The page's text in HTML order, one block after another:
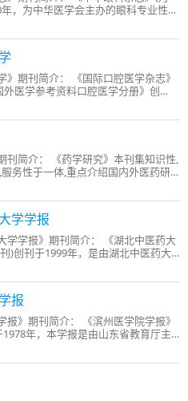
，为中华医学会主办的眼科专业性学
象，报道眼科领域内领先的科研成果
，以及对眼科临床有指导作用、且与
》期刊简介： 《国际口腔医学杂志》
外医学参考资料口腔医学分册》创
学院，公开发行。1979年更名为《国
分册》，国内统一刊号CN51-
准刊
刊简介： 《药学研究》本刊集知识性,
务性于一体,重点介绍国内外医药研
知识和新方法,为药品研究,生产,经营,
经济快速,协调,健康发展服务,为人
学学报
学学报》期刊简介： 《湖北中医药大
)创刊于1999年，是由湖北中医药大
临床并重，着力反映湖北中医学院科
等方面的新成果、新思路、新方法，
报
报》期刊简介： 《滨州医学院学报》
年，本学报是由山东省教育厅主
主要刊登基础医学、临床医学、预防